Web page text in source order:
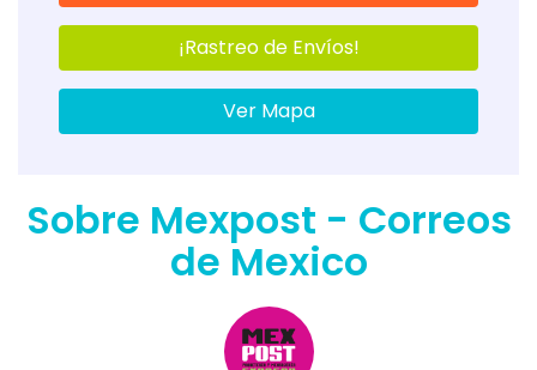
¡Rastreo de Envíos!
Ver Mapa
Sobre Mexpost - Correos
de Mexico